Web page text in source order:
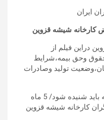
ایران
کارخانه شیشه قزوین
دراین فیلم از
وحق بیمه،شرایط
تولید وصادرات
عنوان گزارش : فیلم/ فریادهایی که باید شنیده شود/ 5 ماه
کارخانه شیشه قزوین